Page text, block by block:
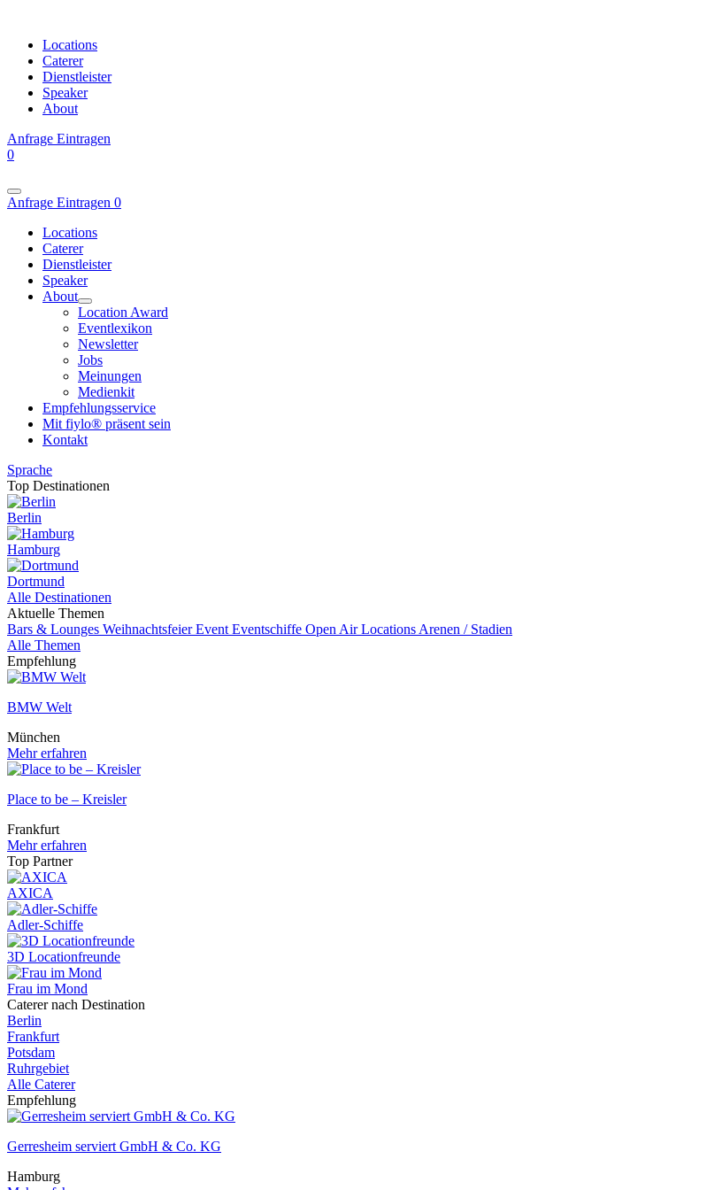
Locations
Caterer
Dienstleister
Speaker
About
Anfrage Eintragen
0
Anfrage Eintragen 0
Locations
Caterer
Dienstleister
Speaker
About
Location Award
Eventlexikon
Newsletter
Jobs
Meinungen
Medienkit
Empfehlungsservice
Mit fiylo® präsent sein
Kontakt
Sprache
Top Destinationen
Berlin
Hamburg
Dortmund
Alle Destinationen
Aktuelle Themen
Bars & Lounges WeihnachtsfeierEvent Eventschiffe Open Air Locations Arenen / Stadien
Alle Themen
Empfehlung
BMW Welt
München
Mehr erfahren
Place to be – Kreisler
Frankfurt
Mehr erfahren
Top Partner
AXICA
Adler-Schiffe
3D Locationfreunde
Frau im Mond
Caterer nach Destination
Berlin
Frankfurt
Potsdam
Ruhrgebiet
Alle Caterer
Empfehlung
Gerresheim serviert GmbH & Co. KG
Hamburg